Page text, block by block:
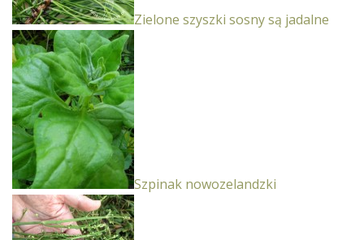
Zielone szyszki sosny są jadalne
Szpinak nowozelandzki